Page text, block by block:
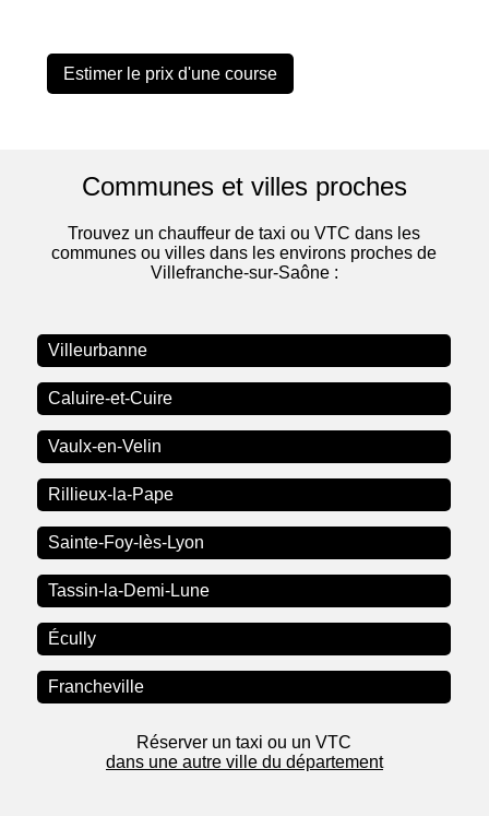
Estimer le prix d'une course
Communes et villes proches
Trouvez un chauffeur de taxi ou VTC dans les
communes ou villes dans les environs proches de
Villefranche-sur-Saône :
Villeurbanne
Caluire-et-Cuire
Vaulx-en-Velin
Rillieux-la-Pape
Sainte-Foy-lès-Lyon
Tassin-la-Demi-Lune
Écully
Francheville
Réserver un taxi ou un VTC
dans une autre ville du département